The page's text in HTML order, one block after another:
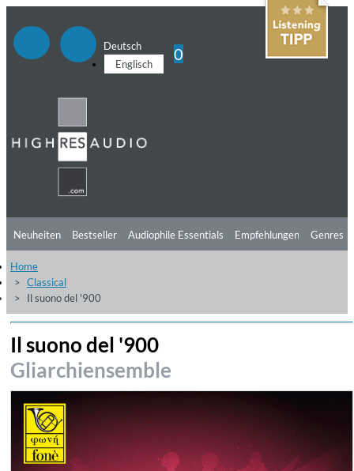
Deutsch
Englisch
0
Neuheiten Bestseller Audiophile Essentials Empfehlungen
Hörtipps
Videos
Genres
Home
Classical
Il suono del '900
Il suono del '900
Gliarchiensemble